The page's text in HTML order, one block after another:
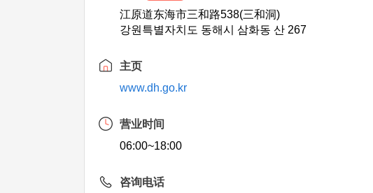
江原道东海市三和路538(三和洞)
강원특별자치도 동해시 삼화동 산 267
主页
www.dh.go.kr
营业时间
06:00~18:00
咨询电话